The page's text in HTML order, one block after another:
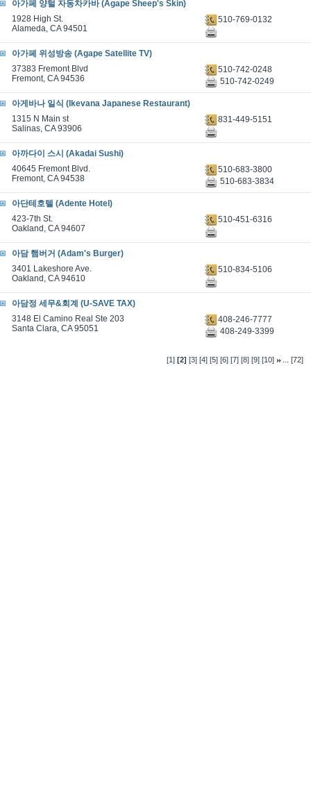
아가페 양털 자동차카바 (Agape Sheep's Skin)
1928 High St.
Alameda, CA 94501
510-769-0132
아가페 위성방송 (Agape Satellite TV)
37383 Fremont Blvd
Fremont, CA 94536
510-742-0248
510-742-0249
아게바나 일식 (Ikevana Japanese Restaurant)
1315 N Main st
Salinas, CA 93906
831-449-5151
아까다이 스시 (Akadai Sushi)
40645 Fremont Blvd.
Fremont, CA 94538
510-683-3800
510-683-3834
아단테호텔 (Adente Hotel)
423-7th St.
Oakland, CA 94607
510-451-6316
아담 햄버거 (Adam's Burger)
3401 Lakeshore Ave.
Oakland, CA 94610
510-834-5106
아담정 세무&회계 (U-SAVE TAX)
3148 El Camino Real Ste 203
Santa Clara, CA 95051
408-246-7777
408-249-3399
[1] [2] [3] [4] [5] [6] [7] [8] [9] [10] ...[72]